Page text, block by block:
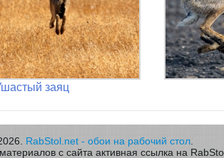
заяц
RabStol.net - обои на рабочий стол
с сайта активная ссылка на